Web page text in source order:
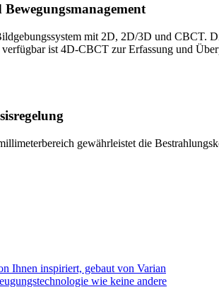
mit 2D, 2D/3D und CBCT.
ist 4D-CBCT zur Erfassung und
gewährleistet die
Ihnen inspiriert, gebaut von Varian
wie keine andere